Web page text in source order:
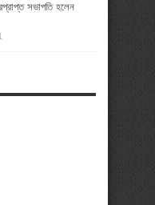
সভাপতি হলেন